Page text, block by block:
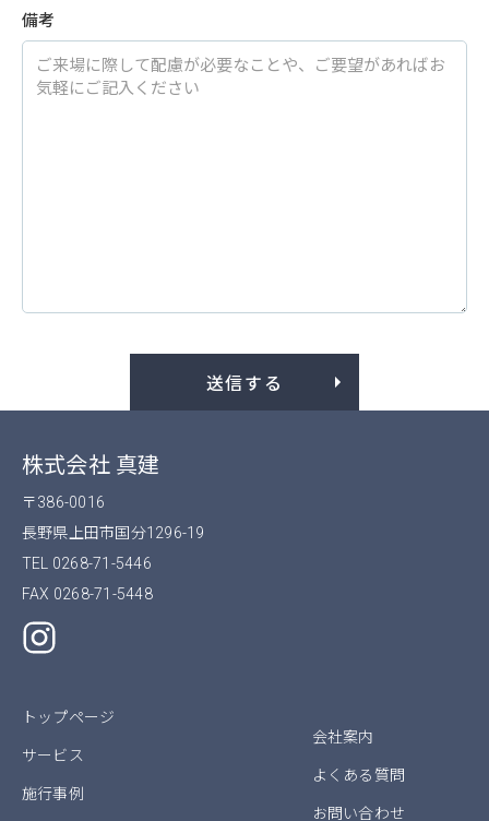
備考
株式会社 真建
〒386-0016
長野県上田市国分1296-19
TEL 0268-71-5446
FAX 0268-71-5448
トップページ
サービス
施行事例
会社案内
よくある質問
お問い合わせ